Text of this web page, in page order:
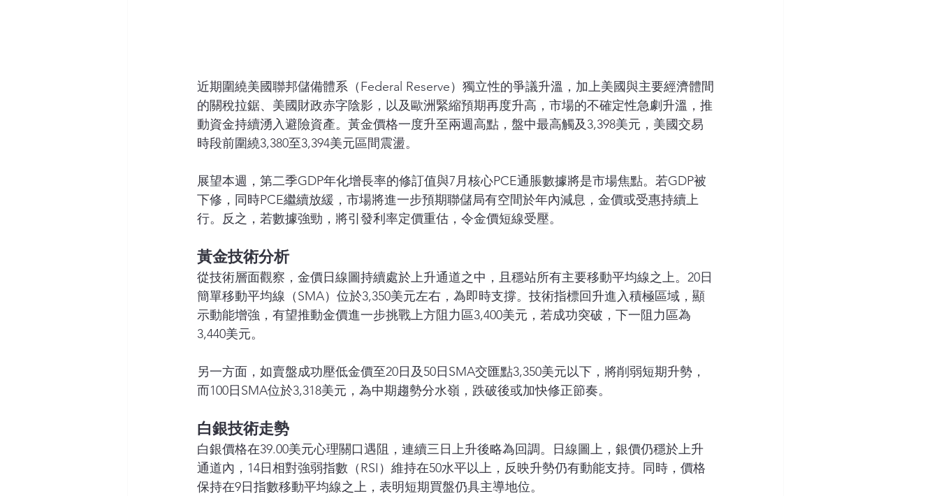
近期圍繞美國聯邦儲備體系（Federal Reserve）獨立性的爭議升溫，加上美國與主要經濟體間
的關稅拉鋸、美國財政赤字陰影，以及歐洲緊縮預期再度升高，市場的不確定性急劇升溫，推
動資金持續湧入避險資產。黃金價格一度升至兩週高點，盤中最高觸及3,398美元，美國交易
時段前圍繞3,380至3,394美元區間震盪。
展望本週，第二季GDP年化增長率的修訂值與7月核心PCE通脹數據將是市場焦點。若GDP被
下修，同時PCE繼續放緩，市場將進一步預期聯儲局有空間於年內減息，金價或受惠持續上
行。反之，若數據強勁，將引發利率定價重估，令金價短線受壓。
黃金技術分析
從技術層面觀察，金價日線圖持續處於上升通道之中，且穩站所有主要移動平均線之上。20日
簡單移動平均線（SMA）位於3,350美元左右，為即時支撐。技術指標回升進入積極區域，顯
示動能增強，有望推動金價進一步挑戰上方阻力區3,400美元，若成功突破，下一阻力區為
3,440美元。
另一方面，如賣盤成功壓低金價至20日及50日SMA交匯點3,350美元以下，將削弱短期升勢，
而100日SMA位於3,318美元，為中期趨勢分水嶺，跌破後或加快修正節奏。
白銀技術走勢
白銀價格在39.00美元心理關口遇阻，連續三日上升後略為回調。日線圖上，銀價仍穩於上升
通道內，14日相對強弱指數（RSI）維持在50水平以上，反映升勢仍有動能支持。同時，價格
保持在9日指數移動平均線之上，表明短期買盤仍具主導地位。